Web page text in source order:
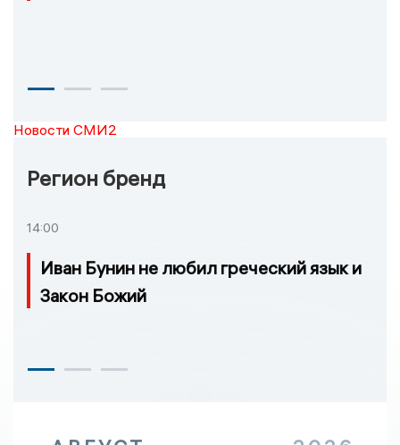
Новости СМИ2
Регион бренд
14:00
Иван Бунин не любил греческий язык и
Закон Божий